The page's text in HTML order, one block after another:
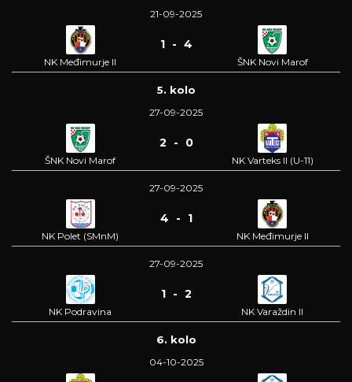
21-09-2025
NK Međimurje II
1 - 4
ŠNK Novi Marof
5. kolo
27-09-2025
ŠNK Novi Marof
2 - 0
NK Varteks II (U-11)
27-09-2025
NK Polet (SMnM)
4 - 1
NK Međimurje II
27-09-2025
NK Podravina
1 - 2
NK Varaždin II
6. kolo
04-10-2025